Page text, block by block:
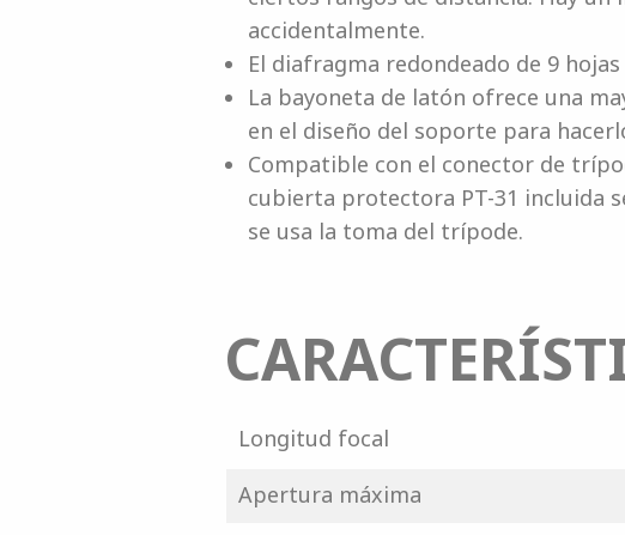
accidentalmente.
El diafragma redondeado de 9
La bayoneta de latón ofrece una
en el diseño del soporte para
Compatible con el conector de
cubierta protectora PT-31 incluida
se usa la toma del trípode.
Longitud focal
Apertura máxima